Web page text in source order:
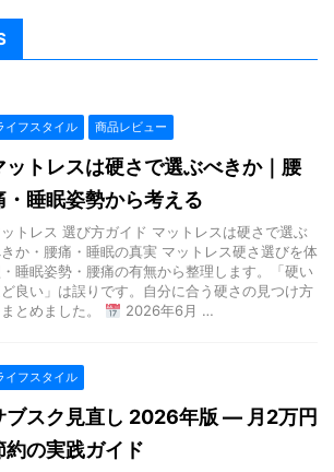
イフスタイル 商品レビュー
ットレスは硬さで選ぶべきか｜腰
・睡眠姿勢から考える
トレス 選び方ガイド マットレスは硬さで選ぶ
か・腰痛・睡眠の真実 マットレス硬さ選びを体
睡眠姿勢・腰痛の有無から整理します。「硬い
良い」は誤りです。自分に合う硬さの見つけ方
とめました。
2026年6月 …
イフスタイル
ブスク見直し 2026年版 — 月2万円
約の実践ガイド